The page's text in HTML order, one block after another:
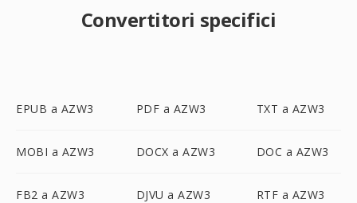
Convertitori specifici
EPUB a AZW3 PDF a AZW3 TXT a AZW3
MOBI a AZW3 DOCX a AZW3 DOC a AZW3
FB2 a AZW3 DJVU a AZW3 RTF a AZW3